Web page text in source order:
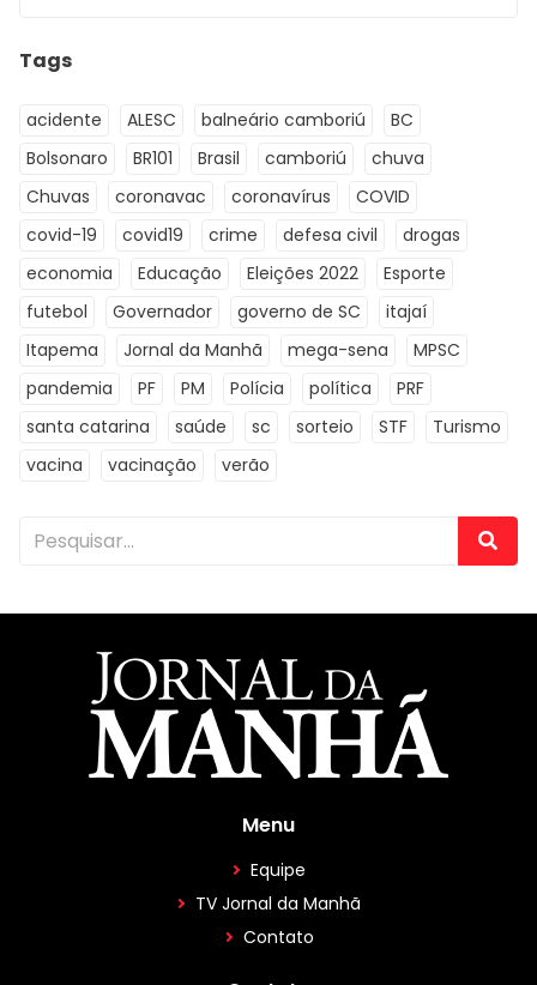
Tags
acidente ALESC balneário camboriú
BC
Bolsonaro
BR101 Brasil camboriú
chuva
Chuvas
coronavac coronavírus
COVID
covid-19
covid19 crime defesa civil
drogas
economia
Educação Eleições 2022
Esporte
futebol
Governador governo de SC
itajaí
Itapema
Jornal da Manhã mega-sena
MPSC
pandemia
PF PM Polícia política
PRF
santa catarina
saúde sc sorteio STF
Turismo
vacina
vacinação verão
Menu
Equipe
TV Jornal da Manhã
Contato